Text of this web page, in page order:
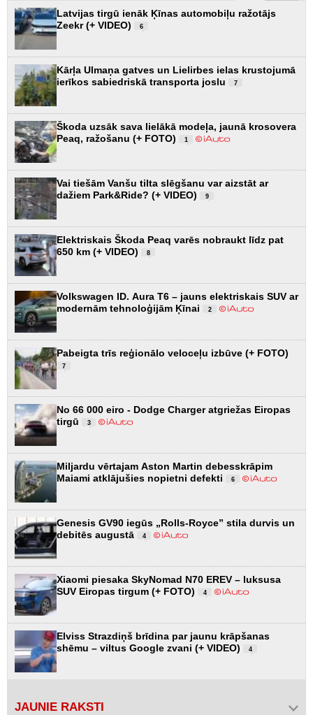
Latvijas tirgū ienāk Ķīnas automobiļu ražotājs
Zeekr (+ VIDEO)
6
Kārļa Ulmaņa gatves un Lielirbes ielas krustojumā
ierīkos sabiedriskā transporta joslu
7
Škoda uzsāk sava lielākā modeļa, jaunā krosovera
Peaq, ražošanu (+ FOTO)
1
Vai tiešām Vanšu tilta slēgšanu var aizstāt ar
dažiem Park&Ride? (+ VIDEO)
9
Elektriskais Škoda Peaq varēs nobraukt līdz pat
650 km (+ VIDEO)
8
Volkswagen ID. Aura T6 – jauns elektriskais SUV ar
modernām tehnoloģijām Ķīnai
2
Pabeigta trīs reģionālo veloceļu izbūve (+ FOTO)
7
No 66 000 eiro - Dodge Charger atgriežas Eiropas
tirgū
3
Miljardu vērtajam Aston Martin debesskrāpim
Maiami atklājušies nopietni defekti
6
Genesis GV90 iegūs „Rolls-Royce” stila durvis un
debitēs augustā
4
Xiaomi piesaka SkyNomad N70 EREV – luksusa
SUV Eiropas tirgum (+ FOTO)
4
Elviss Strazdiņš brīdina par jaunu krāpšanas
shēmu – viltus Google zvani (+ VIDEO)
4
JAUNIE RAKSTI